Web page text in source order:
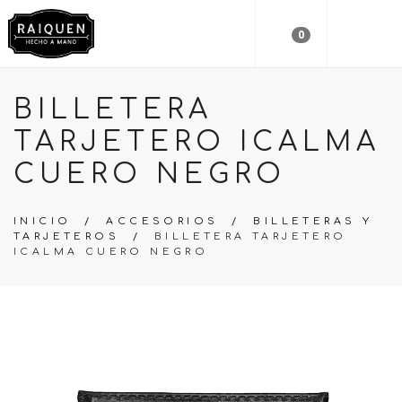
0
BILLETERA
TARJETERO ICALMA
CUERO NEGRO
INICIO /ACCESORIOS / BILLETERAS Y
TARJETEROS
/ BILLETERA TARJETERO
ICALMA CUERO NEGRO